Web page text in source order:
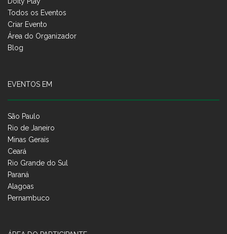
Todos os Eventos
Criar Evento
Área do Organizador
Blog
EVENTOS EM
São Paulo
Rio de Janeiro
Minas Gerais
Ceará
Rio Grande do Sul
Paraná
Alagoas
Pernambuco